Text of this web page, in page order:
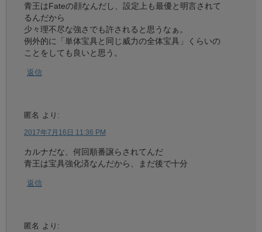
青王はFateの顔なんだし、設定上も最優と明言されて
るんだから
少々理不尽な強さでも許されると思うなぁ。
例外的に「単体宝具と同じ威力の全体宝具」くらいの
ことをしても良いと思う。
返信
匿名 より:
2017年7月16日 11:36 PM
カルナだな、何回順番譲らされてんだ
青王は宝具強化済なんだから、まだ後で十分
返信
匿名 より: